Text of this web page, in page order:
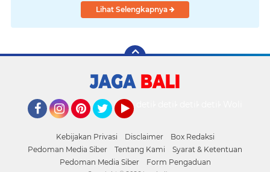
Lihat Selengkapnya
Kebijakan Privasi Disclaimer
Box Redaksi
Pedoman Media Siber
Tentang Kami
Syarat & Ketentuan
Pedoman Media Siber
Form Pengaduan